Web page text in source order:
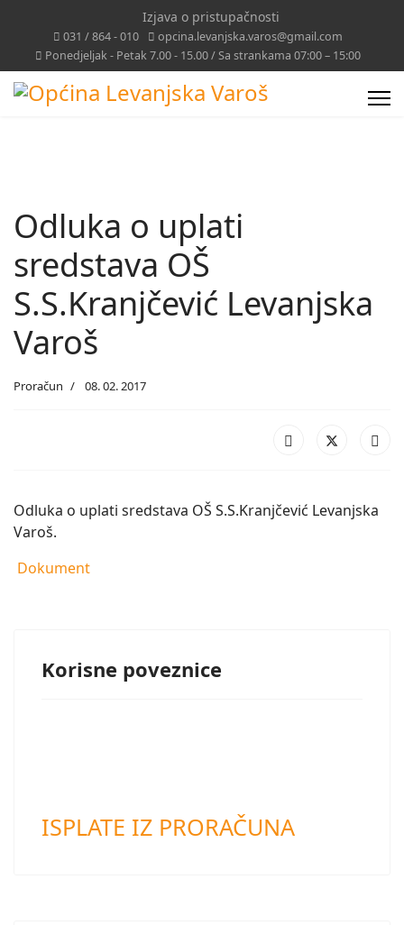
Izjava o pristupačnosti
031 / 864 - 010
opcina.levanjska.varos@gmail.com
Ponedjeljak - Petak 7.00 - 15.00 / Sa strankama 07:00 – 15:00
Odluka o uplati
sredstava OŠ
S.S.Kranjčević Levanjska
Varoš
Proračun 08. 02. 2017
Odluka o uplati sredstava OŠ S.S.Kranjčević Levanjska
Varoš.
Dokument
Korisne poveznice
ISPLATE IZ PRORAČUNA